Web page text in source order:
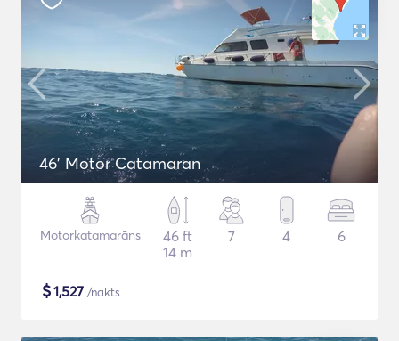
46' Motor Catamaran
Motorkatamarāns
46 ft
14 m
7 4 6
$1,527 /nakts